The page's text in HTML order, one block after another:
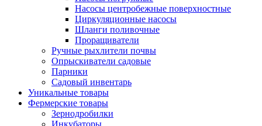
Насосы центробежные поверхностные
Циркуляционные насосы
Шланги поливочные
Проращиватели
Ручные рыхлители почвы
Опрыскиватели садовые
Парники
Садовый инвентарь
Уникальные товары
Фермерские товары
Зернодробилки
Инкубаторы